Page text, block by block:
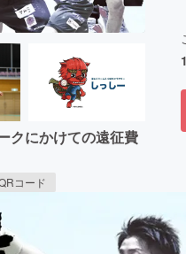
クにかけての遠征費
コード